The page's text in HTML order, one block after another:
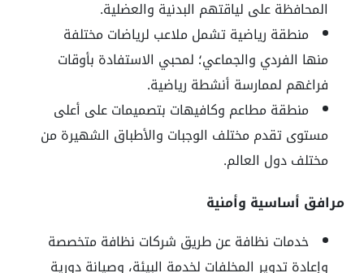
المحافظة على لياقتهم البدنية والعضلية.
منطقة رياضية تشمل ملاعب لرياضات مختلفة
منها الفردي والجماعي؛ لمحبي الاستفادة بأوقات
فراغهم لممارسة أنشطة رياضية.
منطقة مطاعم وكافيهات بتصميمات على أعلى
مستوى تقدم مختلف الوجبات والأطباق الشهيرة من
مختلف دول العالم.
مرافق أساسية وأمنية
خدمات نظافة عن طريق شركات نظافة متخصصة
وإعادة تدوير المخلفات لخدمة البيئة، وصيانة دورية